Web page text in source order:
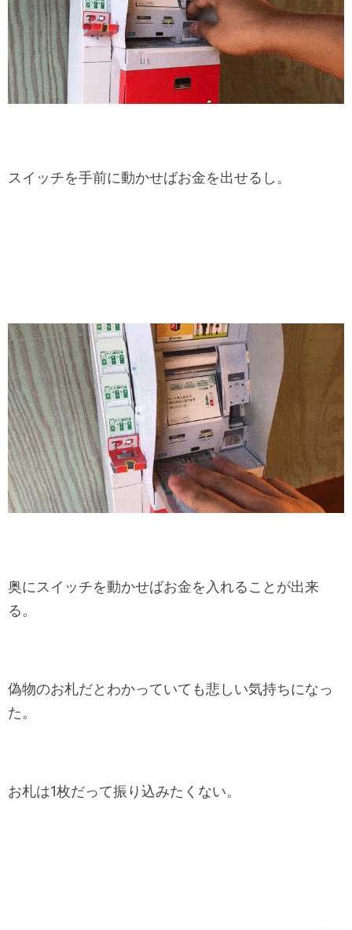
スイッチを手前に動かせばお金を出せるし。
奥にスイッチを動かせばお金を入れることが出来
る。
偽物のお札だとわかっていても悲しい気持ちになっ
た。
お札は1枚だって振り込みたくない。